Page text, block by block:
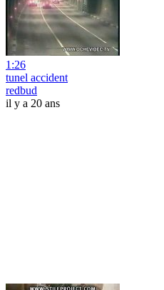
1:26
tunel accident
redbud
il y a 20 ans